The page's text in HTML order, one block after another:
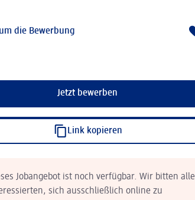
die Bewerbung
Jetzt bewerben
Link kopieren
Jobangebot ist noch verfügbar. Wir bitten alle
sich ausschließlich online zu